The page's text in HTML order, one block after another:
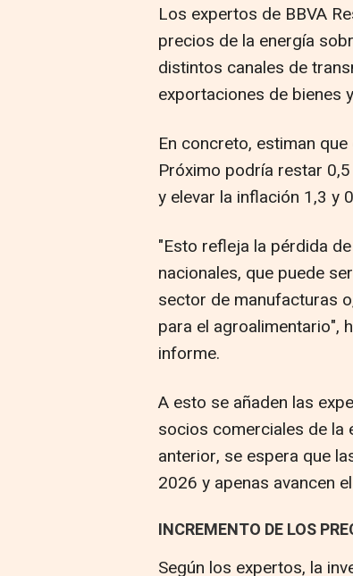
Los expertos de BBVA
precios de la energía
distintos canales de
exportaciones de bienes
En concreto, estiman
Próximo podría restar
y elevar la inflación 1,3 y
"Esto refleja la pérdida
nacionales, que puede
sector de manufacturas
para el agroalimentario",
informe.
A esto se añaden las
socios comerciales de la
anterior, se espera que
2026 y apenas avancen
INCREMENTO DE LOS
Según los expertos, la